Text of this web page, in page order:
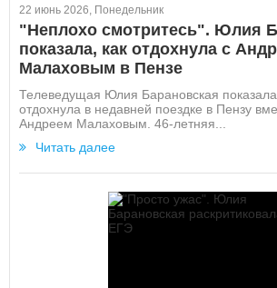
22 июнь 2026, Понедельник
"Неплохо смотритесь". Юлия
показала, как отдохнула с
Малаховым в Пензе
Телеведущая Юлия Барановская показала
отдохнула в недавней поездке в Пензу
Андреем Малаховым. 46-летняя...
Читать далее